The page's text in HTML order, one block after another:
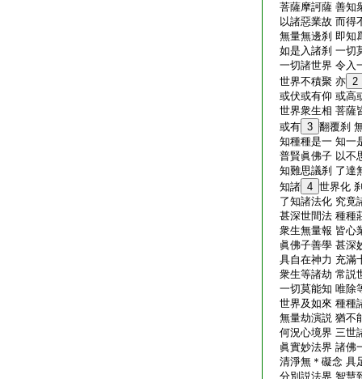
菩薩摩訶薩 善知
以諸惡業故 而得
無量無邊刹 即知
如是入諸刹 一切
一切諸世界 令入
世界不積聚 亦 2
或伏或有仰 或高
世界衆生相 菩薩
或有 3 翻覆刹
知種種是一 知一
普賢眞佛子 以不
知難思議刹 了達
知諸 4 世界化
了知諸法化 究竟
甚深世間法 種種
衆生無量報 皆心
眞佛子善學 甚深
具自在神力 充滿
衆生等諸劫 常説
一切莫能知 唯除
世界及如來 種種
無量劫演説 猶不
何況心境界 三世
眞實妙法界 諸佛
清淨無＊礙念 具
分別説法界 智慧